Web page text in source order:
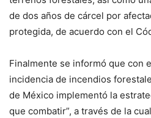
de dos años de cárcel por
protegida, de acuerdo con el
Finalmente se informó que con
incidencia de incendios
de México implementó la
que combatir”, a través de la